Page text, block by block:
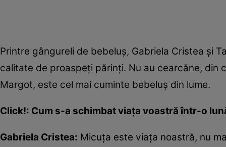
Printre gângureli de bebeluș, Gabriela Cristea și
calitate de proaspeți părinți. Nu au cearcăne, din
Margot, este cel mai cuminte bebeluș din lume.
Click!: Cum s-a schimbat viața voastră într-o
Gabriela Cristea: Micuța este viața noastră, nu